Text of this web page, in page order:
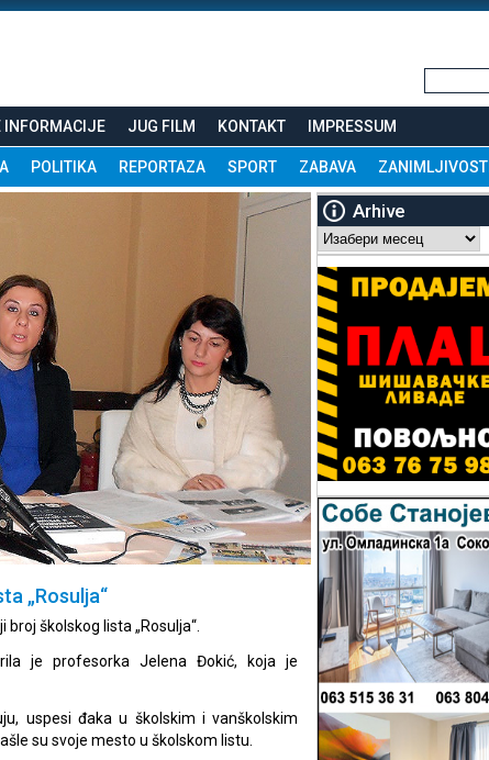
INFORMACIJE JUG FILM KONTAKT IMPRESSUM
POLITIKA REPORTAZA SPORT ZABAVA ZANIMLJIVOSTI
„Rosulja“
školskog lista „Rosulja“.
je profesorka Jelena Đokić, koja je
uspesi đaka u školskim i vanškolskim
su svoje mesto u školskom listu.
Arhive
Arhive